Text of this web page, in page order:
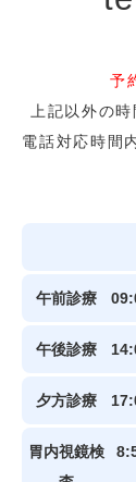
予
上記以外の
電話対応時間
午前診療
午後診療
夕方診療
胃内視鏡検